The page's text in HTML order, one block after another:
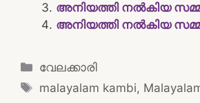
അനിയത്തി നൽകിയ
അനിയത്തി നൽകിയ
Categories
വേലക്കാരി
Tags
malayalam kambi,